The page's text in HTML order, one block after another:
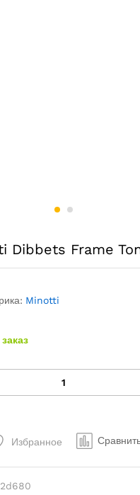
Dibbets Frame
Minotti
Избранное